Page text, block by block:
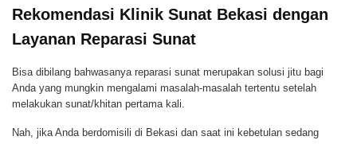
Rekomendasi Klinik Sunat Bekasi dengan
Layanan Reparasi Sunat
Bisa dibilang bahwasanya reparasi sunat merupakan solusi jitu bagi
Anda yang mungkin mengalami masalah-masalah tertentu setelah
melakukan sunat/khitan pertama kali.
Nah, jika Anda berdomisili di Bekasi dan saat ini kebetulan sedang